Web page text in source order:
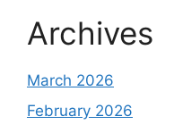
Archives
March 2026
February 2026